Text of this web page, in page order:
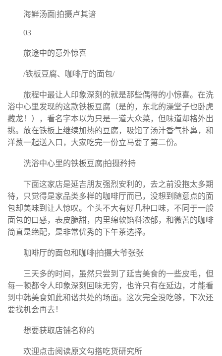
海鲜汤面|拍摄卢其谙
03
旅途中的意外惊喜
/铁板豆腐、咖啡厅的面包/
旅程中最让人印象深刻的就是那些偶得的小惊喜。在洗
浴中心里发现的这款铁板豆腐（是的，东北的澡堂子也卧虎
藏龙！），看名字本以为只是一道大众菜，但味道却格外出
挑。放在铁板上继续加热的豆腐，吸饱了汤汁香气扑鼻，和
洋葱一起送入口，大家吃完一份立马要了第二份。
洗浴中心里的铁板豆腐|拍摄矜持
下面这家店是延吉朋友强烈安利的，去之前没抱太多期
待，只觉得是家品类多样的咖啡厅而已，没想到随意点的面
包却美味到让人惊叹。个头不大有好几种口味，不同于一般
面包的口感，表皮脆甜，内里绵软馅料浓郁，和微苦的咖啡
简直是绝配，是非常优秀的下午茶选择。
咖啡厅的面包和咖啡|拍摄大爷张张
三天多的时间，虽然只尝到了延吉美食的一些皮毛，但
每一顿都令人印象深刻回味无穷，也许只有在延边，才能看
到中韩美食如此和谐共处的场面。这次完全没吃够，下次还
要找机会再去！
想要获取店铺名称的
欢迎点击阅读原文勾搭吃货研究所